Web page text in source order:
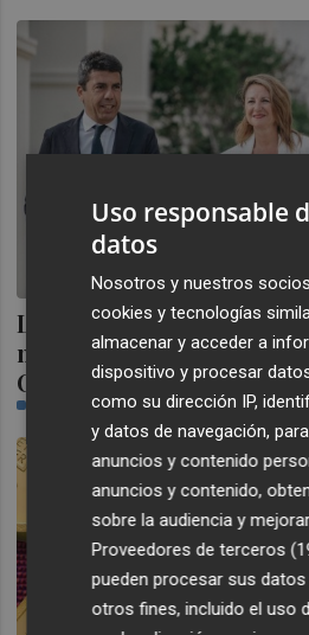
La alcaldesa de Castelló
no perder el
Cevisama
Uso responsable
datos
Nosotros y nuestros
cookies y tecnologías
almacenar y acceder a
dispositivo y procesar
como su dirección IP,
y datos de navegación,
anuncios y contenido
anuncios y contenido,
sobre la audiencia y
Proveedores de terceros
pueden procesar sus
otros fines, incluido el uso